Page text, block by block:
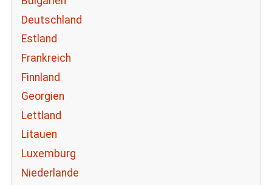
Deutschland
Estland
Frankreich
Finnland
Georgien
Lettland
Litauen
Luxemburg
Niederlande